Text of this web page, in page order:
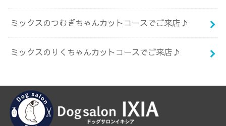
ミックスのつむぎちゃんカットコースでご来店♪
ミックスのりくちゃんカットコースでご来店♪